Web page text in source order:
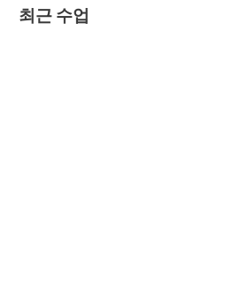
최근 수업